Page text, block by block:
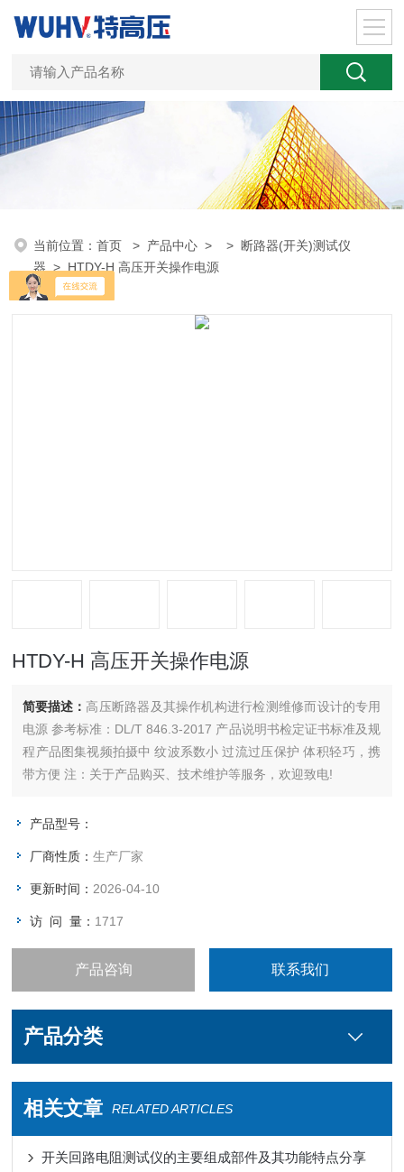
当前位置：首页 > 产品中心 > > 断路器(开关)测试仪
器 > HTDY-H 高压开关操作电源
HTDY-H 高压开关操作电源
简要描述： 高压断路器及其操作机构进行检测维修而设计的专用
电源 参考标准：DL/T 846.3-2017 产品说明书检定证书标准及规
程产品图集视频拍摄中 纹波系数小 过流过压保护 体积轻巧，携
带方便 注：关于产品购买、技术维护等服务，欢迎致电!
产品型号：
厂商性质：生产厂家
更新时间： 2026-04-10
访 问 量： 1717
产品咨询 联系我们
产品分类
相关文章 RELATED ARTICLES
开关回路电阻测试仪的主要组成部件及其功能特点分享